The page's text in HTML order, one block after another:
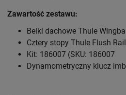
Zawartość zestawu:
Belki dachowe Thule
Cztery stopy Thule Flush
Kit: 186007 (SKU: 186007
Dynamometryczny klucz